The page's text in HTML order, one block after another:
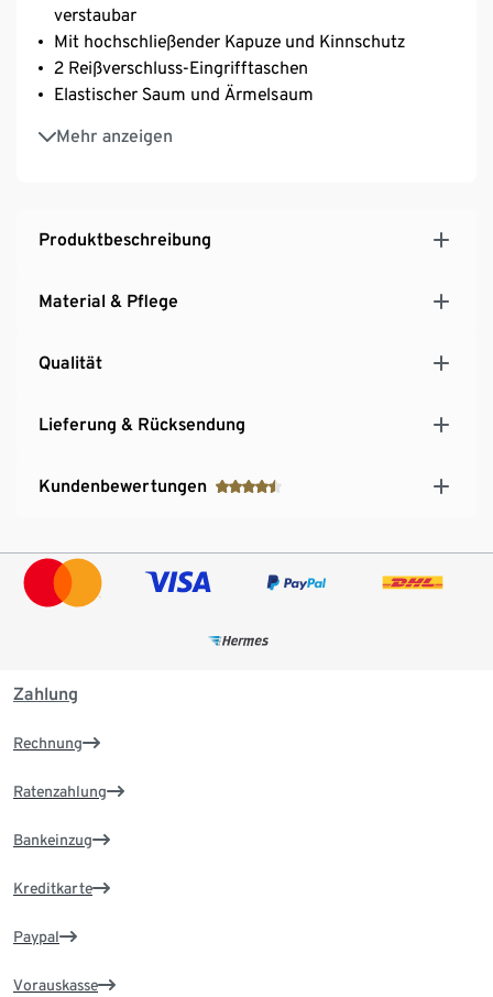
verstaubar
Mit hochschließender Kapuze und Kinnschutz
2 Reißverschluss-Eingrifftaschen
Elastischer Saum und Ärmelsaum
Mehr anzeigen
Ripstop-Gewebe für eine hohe Stapazierfähigkeit
Produktbeschreibung
Material & Pflege
Qualität
Lieferung & Rücksendung
Kundenbewertungen
Zahlung
Rechnung
Ratenzahlung
Bankeinzug
Kreditkarte
Paypal
Vorauskasse